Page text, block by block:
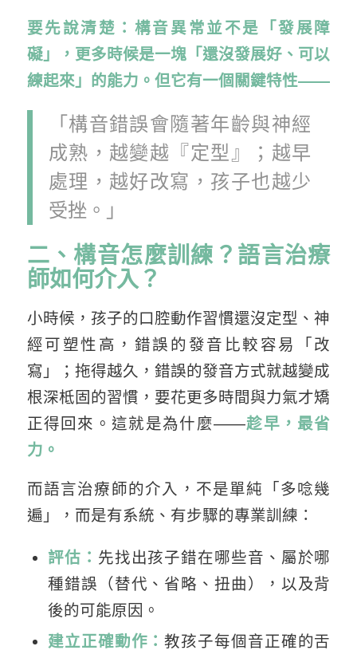
要先說清楚：構音異常並不是「發展障
礙」，更多時候是一塊「還沒發展好、可以
練起來」的能力。但它有一個關鍵特性——
「構音錯誤會隨著年齡與神經
成熟，越變越『定型』；越早
處理，越好改寫，孩子也越少
受挫。」
二、構音怎麼訓練？語言治療
師如何介入？
小時候，孩子的口腔動作習慣還沒定型、神
經可塑性高，錯誤的發音比較容易「改
寫」；拖得越久，錯誤的發音方式就越變成
根深柢固的習慣，要花更多時間與力氣才矯
正得回來。這就是為什麼——趁早，最省
力。
而語言治療師的介入，不是單純「多唸幾
遍」，而是有系統、有步驟的專業訓練：
評估： 先找出孩子錯在哪些音、屬於哪
種錯誤（替代、省略、扭曲），以及背
後的可能原因。
建立正確動作：教孩子每個音正確的舌